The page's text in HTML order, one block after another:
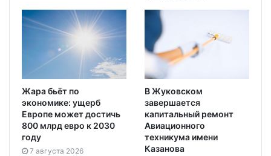
Жара бьёт по
экономике: ущерб
Европе может достичь
800 млрд евро к 2030
году
7 августа 2026
В Жуковском
завершается
капитальный ремонт
Авиационного
техникума имени
Казанова